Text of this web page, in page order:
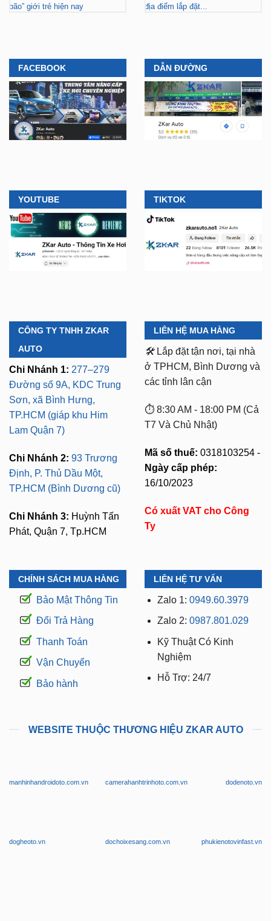
bão” giới trẻ hiện nay
địa điểm lắp đặt...
FACEBOOK DẪN ĐƯỜNG
YOUTUBE TIKTOK
CÔNG TY TNHH ZKAR
AUTO
Chi Nhánh 1: 277–279
Đường số 9A, KDC Trung
Sơn, xã Bình Hưng,
TP.HCM (giáp khu Him
Lam Quận 7)
Chi Nhánh 2: 93 Trương
Định, P. Thủ Dầu Một,
TP.HCM (Bình Dương cũ)
Chi Nhánh 3: Huỳnh Tấn
Phát, Quận 7, Tp.HCM
LIÊN HỆ MUA HÀNG
🛠️ Lắp đặt tận nơi, tại nhà
ở TPHCM, Bình Dương và
các tỉnh lân cận
⏱️ 8:30 AM - 18:00 PM (Cả
T7 Và Chủ Nhật)
Mã số thuế: 0318103254 -
Ngày cấp phép:
16/10/2023
Có xuất VAT cho Công
Ty
CHÍNH SÁCH MUA HÀNG
Bảo Mật Thông Tin
Đổi Trả Hàng
Thanh Toán
Vận Chuyển
Bảo hành
LIÊN HỆ TƯ VẤN
Zalo 1: 0949.60.3979
Zalo 2: 0987.801.029
Kỹ Thuật Có Kinh
Nghiệm
Hỗ Trợ: 24/7
WEBSITE THUỘC THƯƠNG HIỆU ZKAR AUTO
manhinhandroidoto.com.vn camerahanhtrinhoto.com.vn dodenoto.vn
dogheoto.vn dochoixesang.com.vn phukienotovinfast.vn